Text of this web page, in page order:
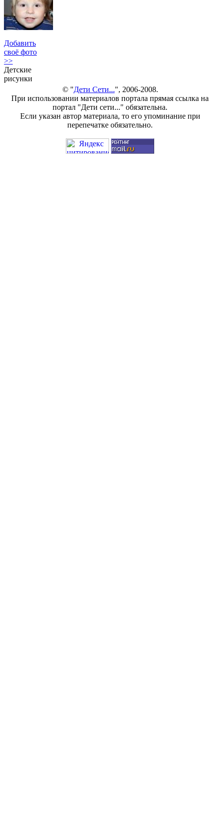
Добавить
своё фото
>>
Детские
рисунки
© "Дети Сети...", 2006-2008.
При использовании материалов портала прямая ссылка на
портал "Дети сети..." обязательна.
Если указан автор материала, то его упоминание при
перепечатке обязательно.